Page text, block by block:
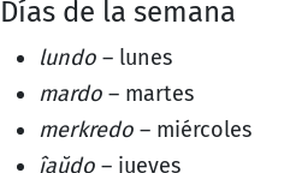
Días de la semana
lundo – lunes
mardo – martes
merkredo – miércoles
ĵaŭdo – jueves